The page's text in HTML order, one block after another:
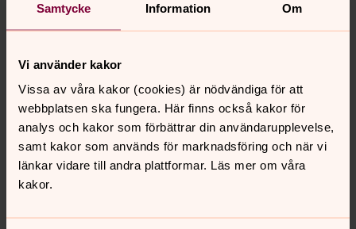
Samtycke Information Om
Vi använder kakor
Vissa av våra kakor (cookies) är nödvändiga för att
webbplatsen ska fungera. Här finns också kakor för
analys och kakor som förbättrar din användarupplevelse,
samt kakor som används för marknadsföring och när vi
länkar vidare till andra plattformar. Läs mer om våra
kakor.
- Åh jag hoppas på att få fira många gudstjänster i
alla kyrkorna, inte bara framför kameran utan lära känna
del av glädjen och gemenskapen här i Åkerbo såklart.